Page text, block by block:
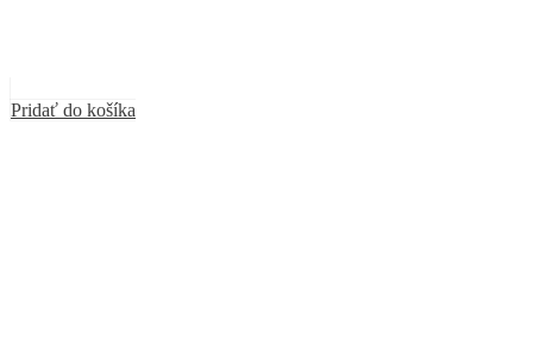
Pridať do košíka